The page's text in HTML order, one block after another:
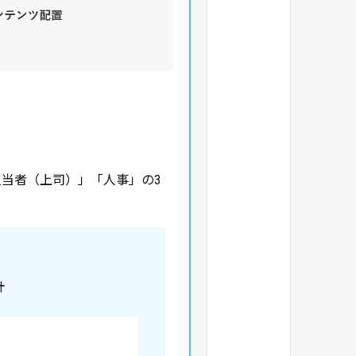
者（上司）」「人事」の3